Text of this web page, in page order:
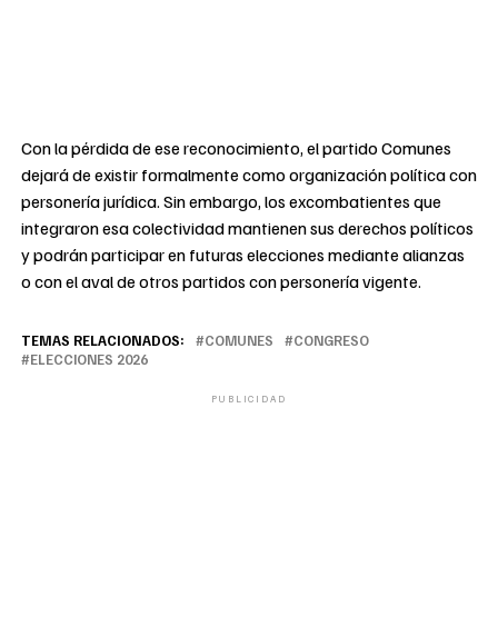
Con la pérdida de ese reconocimiento, el partido Comunes
dejará de existir formalmente como organización política con
personería jurídica. Sin embargo, los excombatientes que
integraron esa colectividad mantienen sus derechos políticos
y podrán participar en futuras elecciones mediante alianzas
o con el aval de otros partidos con personería vigente.
TEMAS RELACIONADOS: COMUNES
CONGRESO
ELECCIONES 2026
PUBLICIDAD